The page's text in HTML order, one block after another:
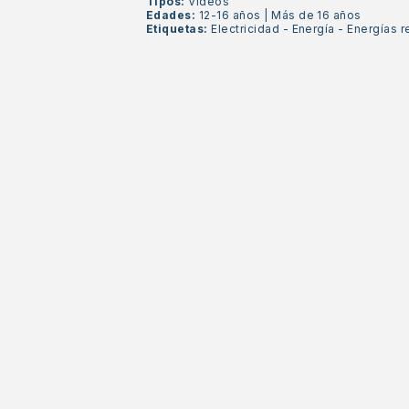
Edades: 12-16 años |Más de 16 años
Etiquetas:Electricidad - Energía -Energías